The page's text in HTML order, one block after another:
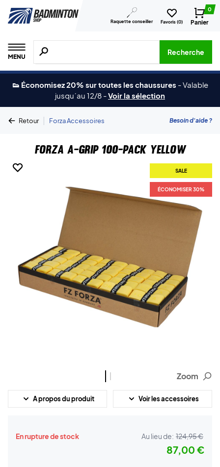
Raquette conseiller Favoris (0)
0
Panier
MENU
Recherche de produits, de marques, etc.
Recherche
👟 Économisez 20% sur toutes les chaussures -Valable
jusqu´au 12/8 -Voir la sélection
Retour | Forza Accessoires Besoin d'aide ?
Forza A-Grip 100-Pack Yellow
SALE
ÉCONOMISER 30%
SALE
ÉCONOMISER 30%
Zoom
A propos du produit Voir les accessoires
En rupture de stock Au lieu de: 124,95 €
87,00 €